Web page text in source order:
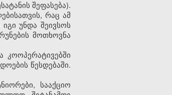
შეფასება).
რაც ამ
უნდა შეივსოს
მოთხოვნა
კოოპერატივებში
წესდებაში.
სააქციო